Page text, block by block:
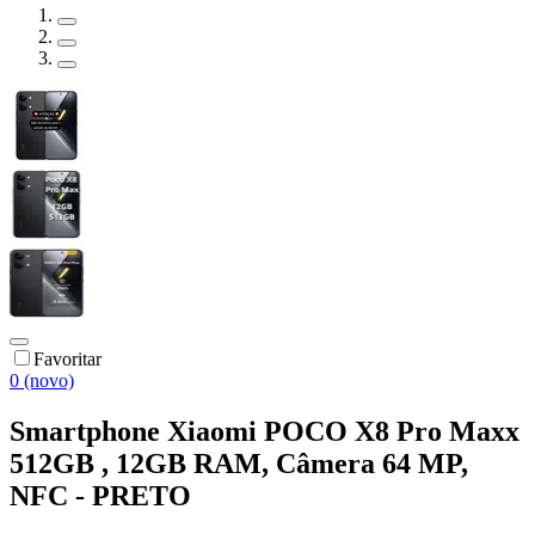
Favoritar
0 (novo)
Smartphone Xiaomi POCO X8 Pro Maxx
512GB , 12GB RAM, Câmera 64 MP,
NFC - PRETO